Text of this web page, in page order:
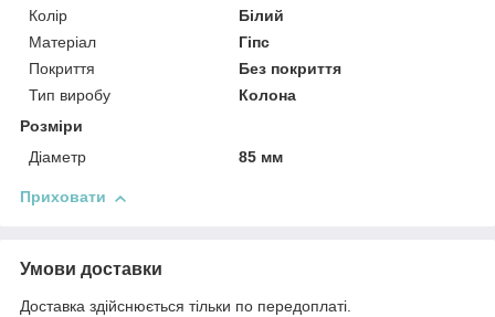
Колір
Білий
Матеріал
Гіпс
Покриття
Без покриття
Тип виробу
Колона
Розміри
Діаметр
85 мм
Приховати
Умови доставки
Доставка здійснюється тільки по передоплаті.